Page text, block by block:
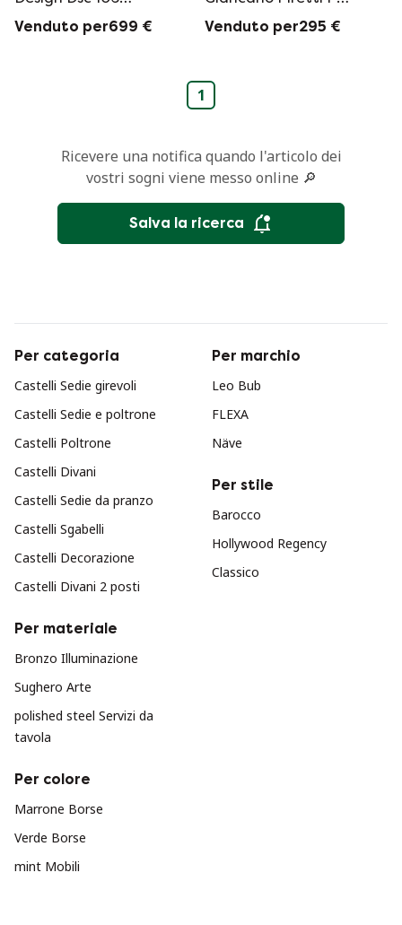
Sedia Piretti
Venduto per699 €
Castelli
Venduto per295 €
1
Ricevere una notifica quando l'articolo dei
vostri sogni viene messo online 🔎
Salva la ricerca
Per categoria
Castelli Sedie girevoli
Castelli Sedie e poltrone
Castelli Poltrone
Castelli Divani
Castelli Sedie da pranzo
Castelli Sgabelli
Castelli Decorazione
Castelli Divani 2 posti
Per marchio
Leo Bub
FLEXA
Näve
Per stile
Barocco
Hollywood Regency
Classico
Per materiale
Bronzo Illuminazione
Sughero Arte
polished steel Servizi da
tavola
Per colore
Marrone Borse
Verde Borse
mint Mobili